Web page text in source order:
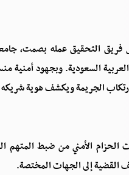
التحقيق عمله بصمت،
السعودية. وبجهود
الجريمة ويكشف هوية شريكه
الحزام الأمني من ضبط
القضية إلى الجهات المختصة.